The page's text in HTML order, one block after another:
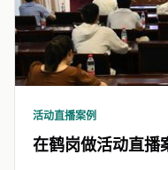
活动直播案例
在鹤岗做活动直播